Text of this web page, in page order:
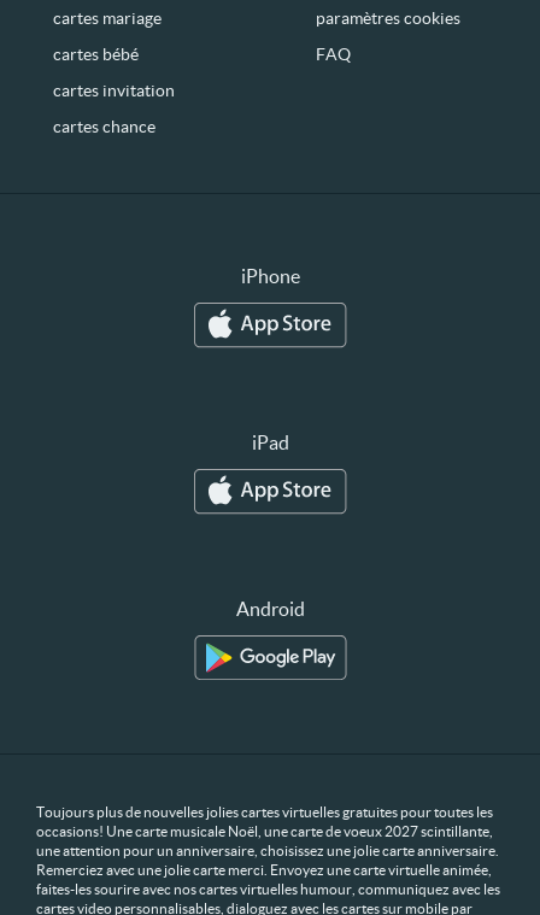
cartes mariage
cartes bébé
cartes invitation
cartes chance
paramètres cookies
FAQ
iPhone
iPad
Android
Toujours plus de nouvelles jolies cartes virtuelles gratuites pour toutes les
occasions! Une carte musicale Noël, une carte de voeux 2027 scintillante,
une attention pour un anniversaire, choisissez une jolie carte anniversaire.
Remerciez avec une jolie carte merci. Envoyez une carte virtuelle animée,
faites-les sourire avec nos cartes virtuelles humour, communiquez avec les
cartes video personnalisables, dialoguez avec les cartes sur mobile par